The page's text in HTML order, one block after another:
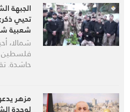
الجبهة
تحيي ذكرى
شعبية
شمالا،
فلسطين
حاشدة.
مزهر يدعو